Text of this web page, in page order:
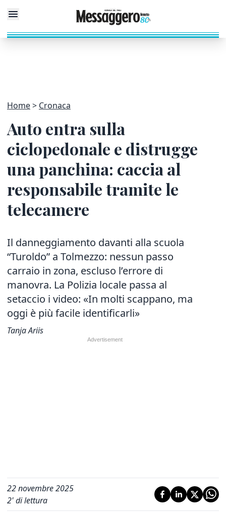
Home Cronaca
Auto entra sulla
ciclopedonale e distrugge
una panchina: caccia al
responsabile tramite le
telecamere
Il danneggiamento davanti alla scuola
“Turoldo” a Tolmezzo: nessun passo
carraio in zona, escluso l’errore di
manovra. La Polizia locale passa al
setaccio i video: «In molti scappano, ma
oggi è più facile identificarli»
Tanja Ariis
22 novembre 2025
2' di lettura